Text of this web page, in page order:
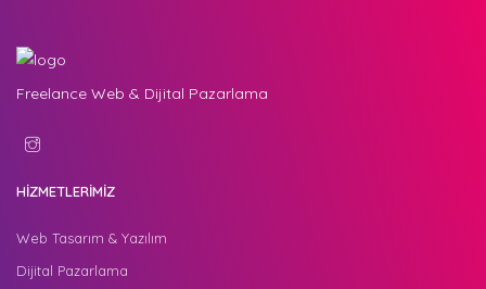
Freelance Web & Dijital Pazarlama
HİZMETLERİMİZ
Web Tasarım & Yazılım
Dijital Pazarlama